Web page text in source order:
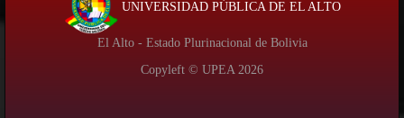
UNIVERSIDAD PÚBLICA DE EL ALTO
El Alto - Estado Plurinacional de Bolivia
Copyleft © UPEA 2026